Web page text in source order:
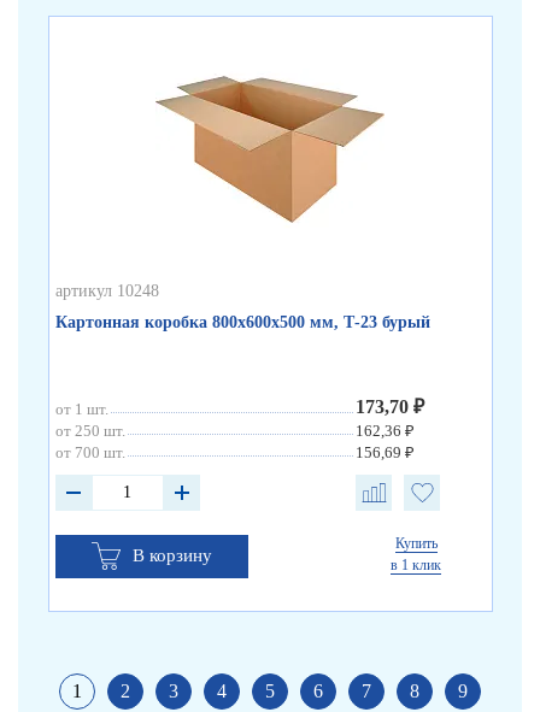
артикул 10248
Картонная коробка 800х600х500 мм, Т-23 бурый
от 1 шт. 173,70 ₽
от 250 шт.
162,36 ₽
от 700 шт.
156,69 ₽
В корзину
Купить
в 1 клик
1 2 3 4 5 6 7 8
9